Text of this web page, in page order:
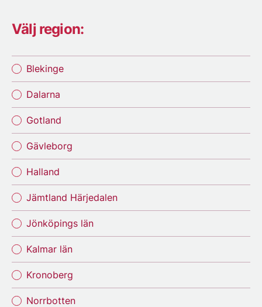
Välj region:
Blekinge
Dalarna
Gotland
Gävleborg
Halland
Jämtland Härjedalen
Jönköpings län
Kalmar län
Kronoberg
Norrbotten